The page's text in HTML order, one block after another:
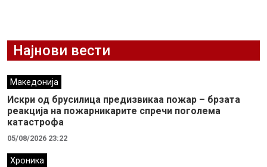
Најнови вести
Македонија
Искри од брусилица предизвикаа пожар – брзата
реакција на пожарникарите спречи поголема
катастрофа
05/08/2026 23:22
Хроника